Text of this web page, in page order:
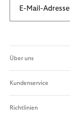
E-Mail-Adresse
Über uns
Kundenservice
Richtlinien